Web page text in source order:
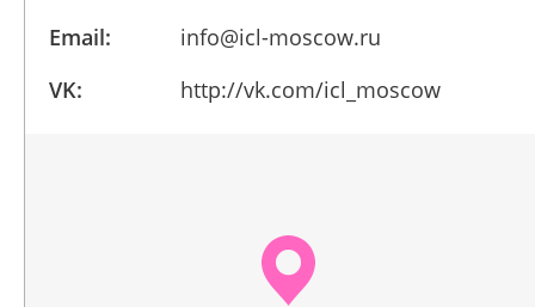
Email:
info@icl-moscow.ru
VK:
http://vk.com/icl_moscow